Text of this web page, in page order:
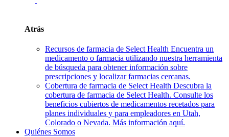
Atrás
Recursos de farmacia de Select Health Encuentra un
medicamento o farmacia utilizando nuestra herramienta
de búsqueda para obtener información sobre
prescripciones y localizar farmacias cercanas.
Cobertura de farmacia de Select Health Descubra la
cobertura de farmacia de Select Health. Consulte los
beneficios cubiertos de medicamentos recetados para
planes individuales y para empleadores en Utah,
Colorado o Nevada. Más información aquí.
Quiénes Somos